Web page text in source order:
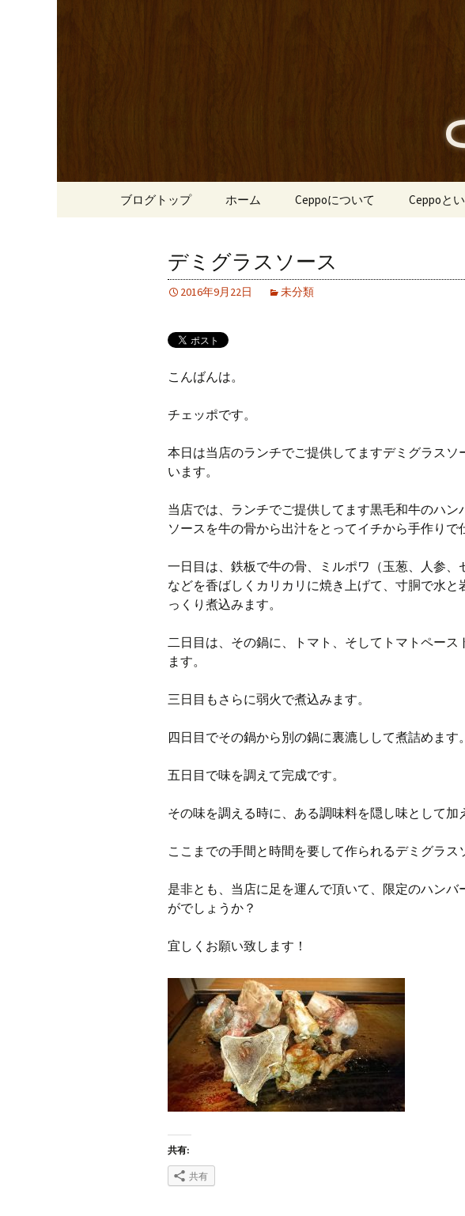
南船場・心斎
「Ceppo（チ
リーブ牛のステーキのほか、バルメ
コンテンツへ移動
ブログトップ ホーム Ceppoについて Ceppoと
デミグラスソース
2016年9月22日 未分類
こんばんは。
チェッポです。
本日は当店のランチでご提供してますデミグラスソ
います。
当店では、ランチでご提供してます黒毛和牛のハン
ソースを牛の骨から出汁をとってイチから手作りで
一日目は、鉄板で牛の骨、ミルポワ（玉葱、人参
などを香ばしくカリカリに焼き上げて、寸胴で水と
っくり煮込みます。
二日目は、その鍋に、トマト、そしてトマトペース
ます。
三日目もさらに弱火で煮込みます。
四日目でその鍋から別の鍋に裏漉しして煮詰めます。
五日目で味を調えて完成です。
その味を調える時に、ある調味料を隠し味として加
ここまでの手間と時間を要して作られるデミグラス
是非とも、当店に足を運んで頂いて、限定のハン
がでしょうか？
宜しくお願い致します！
共有:
共有